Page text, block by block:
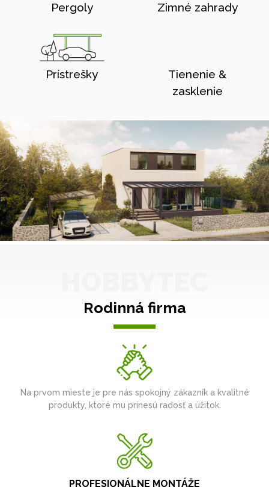
Pergoly Zimné zahrady
Prístrešky
Tienenie &
zasklenie
Rodinná firma
Na prvom mieste je pre nás spokojný zákazník a kvalitné
produkty, ktoré mu prinesú radosť a úžitok.
PROFESIONÁLNE MONTÁŽE